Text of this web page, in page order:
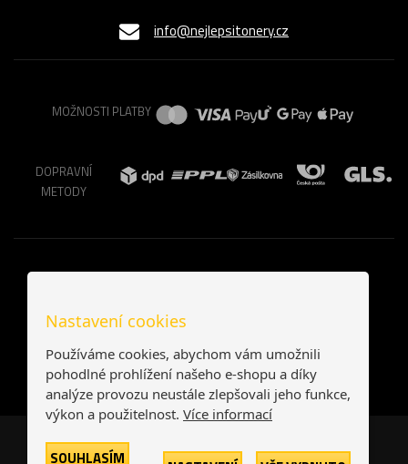
info@nejlepsitonery.cz
MOŽNOSTI PLATBY
DOPRAVNÍ
METODY
Česká republika Slovensko
Nastavení cookies
Používáme cookies, abychom vám umožnili
pohodlné prohlížení našeho e-shopu a díky
analýze provozu neustále zlepšovali jeho funkce,
výkon a použitelnost. Více informací
SOUHLASÍM